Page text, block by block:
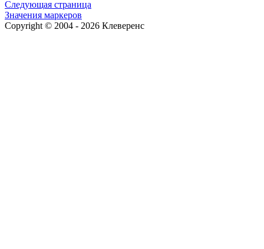
Следующая страница
Значения маркеров
Copyright © 2004 - 2026 Клеверенс